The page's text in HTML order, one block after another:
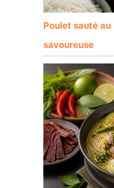
Poulet sauté
savoureuse